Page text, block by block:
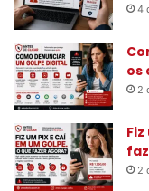
4
os
2
2